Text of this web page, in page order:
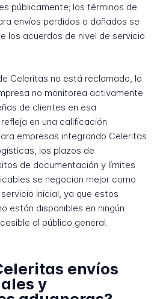
públicamente; los términos de
envíos perdidos o dañados se
los acuerdos de nivel de servicio
Celeritas no está reclamado, lo
no monitorea activamente
de clientes en esa
en una calificación
empresas integrando Celeritas
los plazos de
de documentación y límites
se negocian mejor como
inicial, ya que estos
están disponibles en ningún
al público general.
envíos
y